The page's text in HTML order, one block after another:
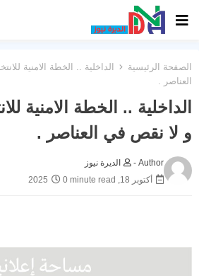
الصفحة الرئيسية
الداخلية .. الخطة الامنية
العناصر .
الداخلية .. الخطة الامنية
و لا نقص في العناصر .
Author -
الديرة نيوز
أكتوبر 18, 2025
0 minute read